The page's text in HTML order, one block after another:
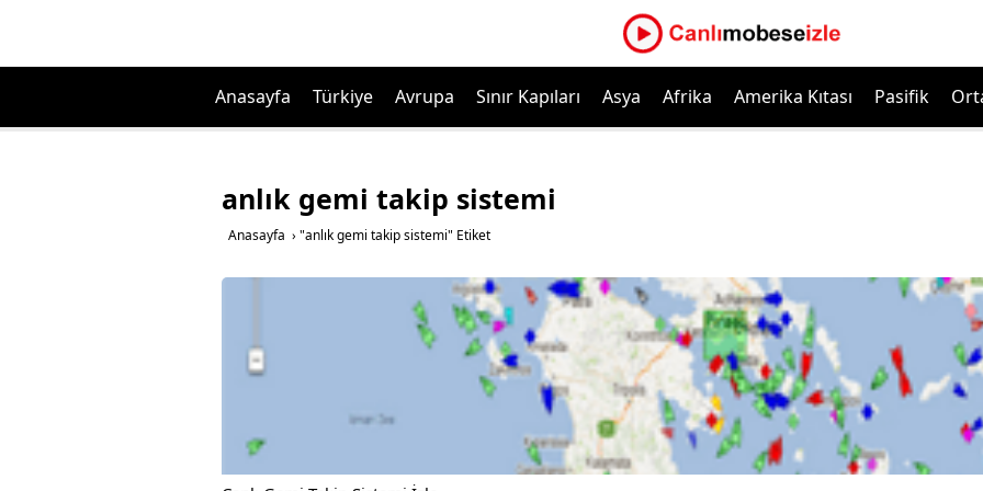
Anasayfa Türkiye Avrupa Sınır Kapıları Asya Afrika Amerika Kıtası Pasifik
anlık gemi takip sistemi
Anasayfa › "anlık gemi takip sistemi" Etiket